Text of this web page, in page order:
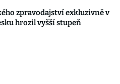
zpravodajství exkluzivně v
hrozil vyšší stupeň